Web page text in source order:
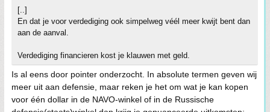
[..]
En dat je voor verdediging ook simpelweg véél meer kwijt bent dan
aan de aanval.
Verdediging financieren kost je klauwen met geld.
Is al eens door pointer onderzocht. In absolute termen geven wij
meer uit aan defensie, maar reken je het om wat je kan kopen
voor één dollar in de NAVO-winkel of in de Russische